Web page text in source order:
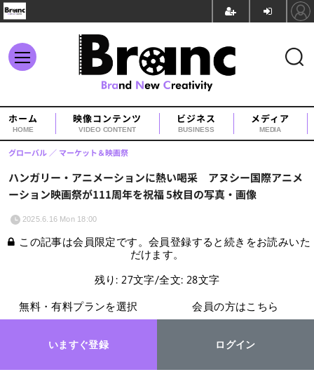
ホーム
HOME
映像コンテンツ
VIDEO CONTENT
ビジネス
BUSINESS
メディア
MEDIA
ハンガリー・アニメーションに熱い喝采 アヌシー国際アニメ
ーション映画祭が111周年を祝福 5枚目の写真・画像
グローバル マーケット＆映画祭
2025.6.16 Mon 18:00
この記事は会員限定です。会員登録すると続きをお読みいた
だけます。
残り: 27文字/全文: 28文字
無料・有料プランを選択
いますぐ登録
会員の方はこちら
ログイン